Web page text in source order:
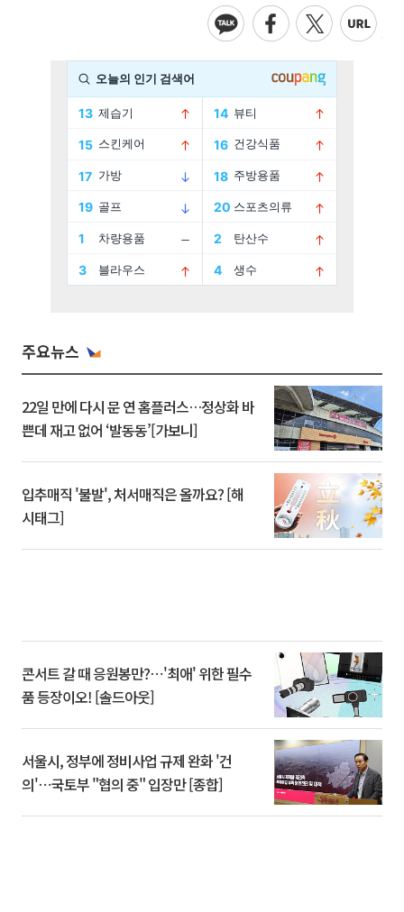
주요뉴스
22일 만에 다시 문 연 홈플러스…정상화 바
쁜데 재고 없어 ‘발동동’[가보니]
입추매직 '불발', 처서매직은 올까요? [해
시태그]
콘서트 갈 때 응원봉만?⋯'최애' 위한 필수
품 등장이오! [솔드아웃]
서울시, 정부에 정비사업 규제 완화 '건
의'⋯국토부 "협의 중" 입장만 [종합]